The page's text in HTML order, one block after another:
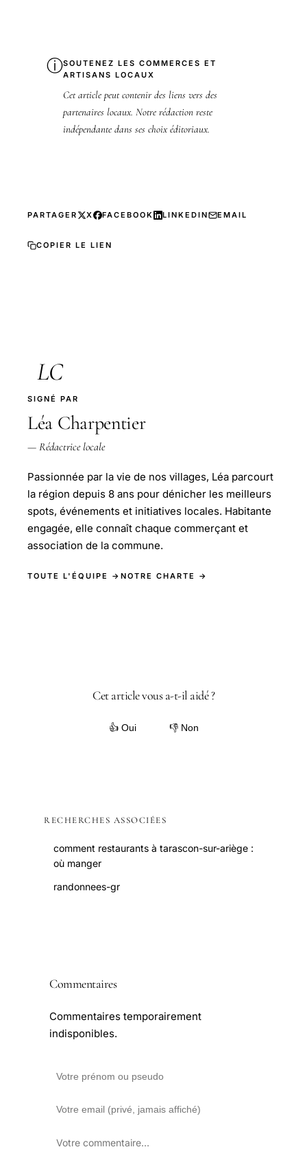
ⓘSOUTENEZ LES COMMERCES ET
ARTISANS LOCAUX
Cet article peut contenir des liens vers des
partenaires locaux. Notre rédaction reste
indépendante dans ses choix éditoriaux.
PARTAGER X FACEBOOK LINKEDIN EMAIL
COPIER LE LIEN
LC
SIGNÉ PAR
Léa Charpentier
— Rédactrice locale
Passionnée par la vie de nos villages, Léa parcourt
la région depuis 8 ans pour dénicher les meilleurs
spots, événements et initiatives locales. Habitante
engagée, elle connaît chaque commerçant et
association de la commune.
TOUTE L'ÉQUIPE → NOTRE CHARTE →
Cet article vous a-t-il aidé ?
👍 Oui 👎 Non
RECHERCHES ASSOCIÉES
comment restaurants à tarascon-sur-ariège :
où manger
randonnees-gr
Commentaires
Commentaires temporairement
indisponibles.